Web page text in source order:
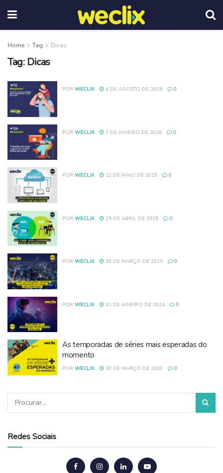
Home Tag Dicas
Tag: Dicas
POR WECLIX 4 DE AGOSTO DE 2026 0
POR WECLIX 7 DE JANEIRO DE 2026 0
POR WECLIX 12 DE MAIO DE 2025 0
POR WECLIX 25 DE ABRIL DE 2025 0
POR WECLIX 28 DE MARÇO DE 2025 0
POR WECLIX 31 DE JANEIRO DE 2024 0
As temporadas de séries mais esperadas do
momento
POR WECLIX 30 DE MARÇO DE 2020 0
Redes Sociais